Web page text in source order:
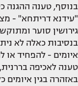
בנוסף, טענה ההגנה
"עידנא דריתחא" -
גירושין סוער
בנסיבות כאלה לא
איומים - להפחיד או
טענה לאכיפה
באזהרה בגין